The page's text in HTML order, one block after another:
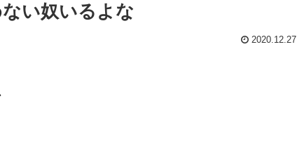
い奴いるよな
2020.12.27